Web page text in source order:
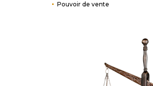
Pouvoir de vente